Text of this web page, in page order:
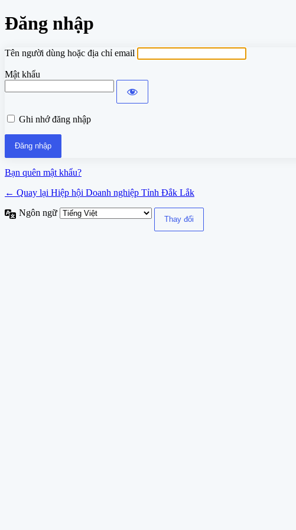
Đăng nhập
Tên người dùng hoặc địa chỉ email
Mật khẩu
Ghi nhớ đăng nhập
Bạn quên mật khẩu?
← Quay lại Hiệp hội Doanh nghiệp Tỉnh Đắk Lắk
Ngôn ngữ